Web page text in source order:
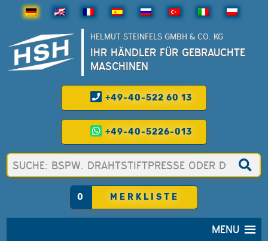
HELMUT STEINFELS GMBH & CO. KG
IHR HÄNDLER FÜR GEBRAUCHTE
MASCHINEN
+49-40-522 60 13
+49-40-5226-013
0 MERKLISTE
MENU